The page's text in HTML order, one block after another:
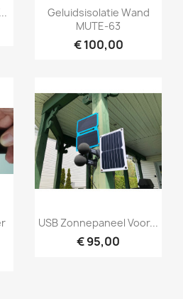
Snel bekijken
Geluidsisolatie Wand
MUTE-63
€ 100,00
Snel bekijken
USB Zonnepaneel Voor...
€ 95,00